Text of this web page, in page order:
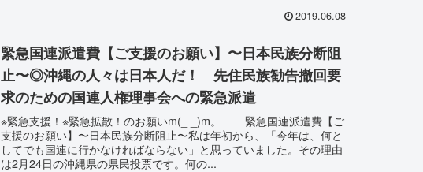
2019.06.08
緊急国連派遣費【ご支援のお願い】〜日本民族分断阻
止〜◎沖縄の人々は日本人だ！ 先住民族勧告撤回要
求のための国連人権理事会への緊急派遣
※緊急支援！※緊急拡散！のお願いm(_ _)m。 緊急国連派遣費【ご
支援のお願い】〜日本民族分断阻止〜私は年初から、「今年は、何と
してでも国連に行かなければならない」と思っていました。その理由
は2月24日の沖縄県の県民投票です。何の...